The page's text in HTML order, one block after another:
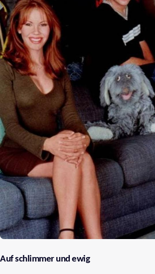
Auf schlimmer und ewig